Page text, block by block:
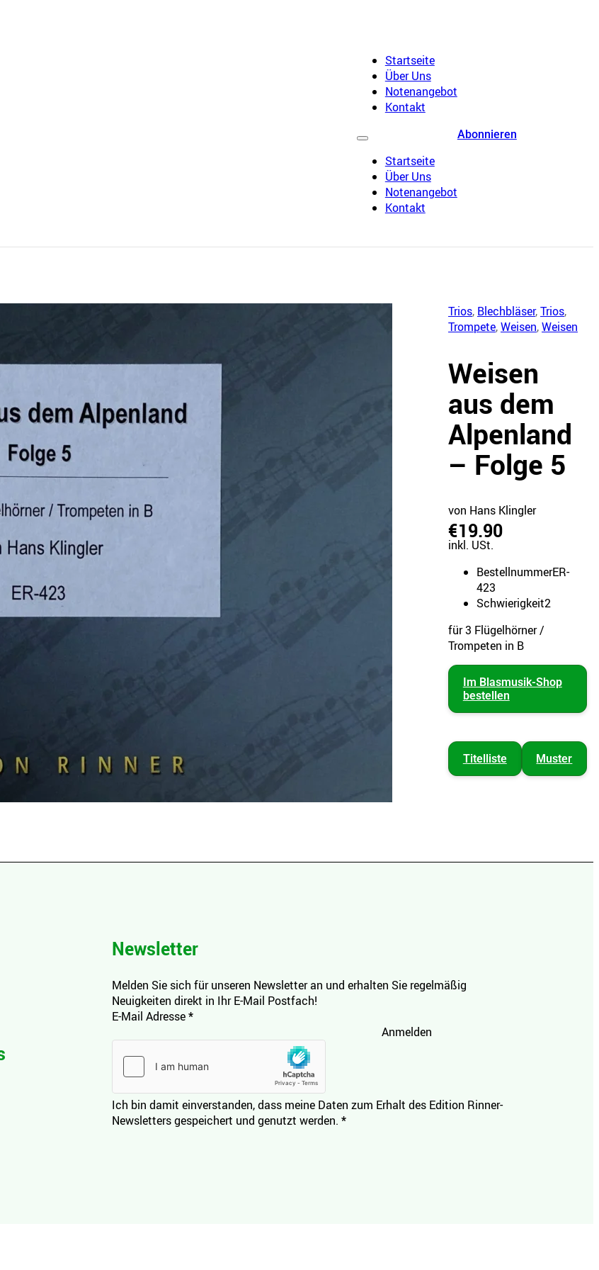
Startseite
Über Uns
Notenangebot
Kontakt
Startseite
Über Uns
Notenangebot
Kontakt
Abonnieren
Trios, Blechbläser,Trios,
Trompete,Weisen,Weisen
Weisen
aus dem
Alpenland
– Folge 5
von Hans Klingler
€19.90
inkl. USt.
BestellnummerER-
423
Schwierigkeit2
für 3 Flügelhörner /
Trompeten in B
Im Blasmusik-Shop
bestellen
Titelliste Muster
Newsletter
Melden Sie sich für unseren Newsletter an und erhalten Sie regelmäßig
Neuigkeiten direkt in Ihr E-Mail Postfach!
E-Mail Adresse*
Anmelden
Ich bin damit einverstanden, dass meine Daten zum Erhalt des Edition Rinner-
Newsletters gespeichert und genutzt werden. *